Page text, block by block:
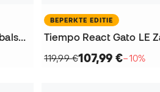
Tiempo Streetgato Kind Zaalvoetbalschoenen
BEPERKTE EDITIE
119,99 €107,99 €−10%